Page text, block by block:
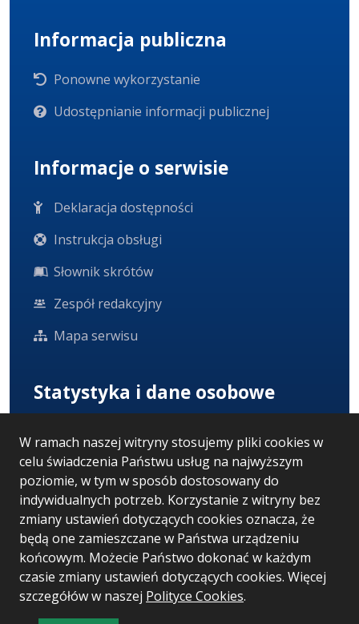
W ramach naszej witryny stosujemy pliki cookies w
celu świadczenia Państwu usług na najwyższym
poziomie, w tym w sposób dostosowany do
indywidualnych potrzeb. Korzystanie z witryny bez
zmiany ustawień dotyczących cookies oznacza, że
będą one zamieszczane w Państwa urządzeniu
końcowym. Możecie Państwo dokonać w każdym
czasie zmiany ustawień dotyczących cookies. Więcej
szczegółów w naszej Polityce Cookies.
Informacja publiczna
Ponowne wykorzystanie
Udostępnianie informacji publicznej
Informacje o serwisie
Deklaracja dostępności
Instrukcja obsługi
Słownik skrótów
Zespół redakcyjny
Mapa serwisu
Statystyka i dane osobowe
Ostatnio dodane
Polityka prywatności
RODO
Wersja systemu: 5.7.0 [52]
Ostatnia aktualizacja BIP: 03.08.2026 14:35